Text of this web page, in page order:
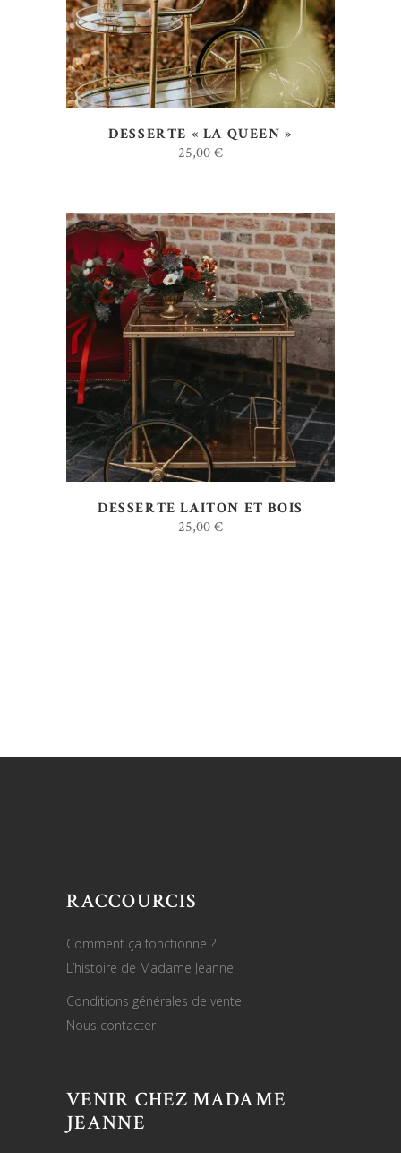
DESSERTE « LA QUEEN »
25,00€
AJOUTER AU DEVIS
DESSERTE LAITON ET BOIS
25,00€
RACCOURCIS
Comment ça fonctionne ?
L’histoire de Madame Jeanne
Conditions générales de vente
Nous contacter
VENIR CHEZ MADAME
JEANNE